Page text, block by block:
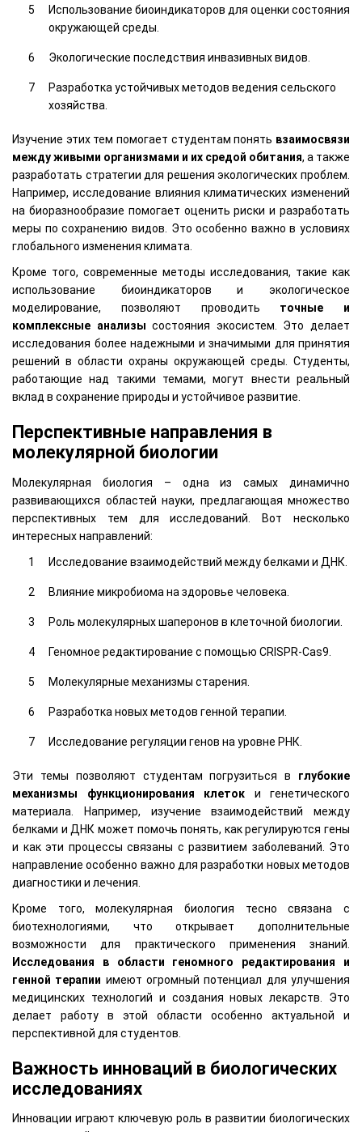
Использование биоиндикаторов для оценки состояния
окружающей среды.
Экологические последствия инвазивных видов.
Разработка устойчивых методов ведения сельского
хозяйства.
Изучение этих тем помогает студентам понять взаимосвязи
между живыми организмами и их средой обитания, а также
разработать стратегии для решения экологических проблем.
Например, исследование влияния климатических изменений
на биоразнообразие помогает оценить риски и разработать
меры по сохранению видов. Это особенно важно в условиях
глобального изменения климата.
Кроме того, современные методы исследования, такие как
использование биоиндикаторов и экологическое
моделирование, позволяют проводить точные и
комплексные анализы состояния экосистем. Это делает
исследования более надежными и значимыми для принятия
решений в области охраны окружающей среды. Студенты,
работающие над такими темами, могут внести реальный
вклад в сохранение природы и устойчивое развитие.
Перспективные направления в
молекулярной биологии
Молекулярная биология – одна из самых динамично
развивающихся областей науки, предлагающая множество
перспективных тем для исследований. Вот несколько
интересных направлений:
Исследование взаимодействий между белками и ДНК.
Влияние микробиома на здоровье человека.
Роль молекулярных шаперонов в клеточной биологии.
Геномное редактирование с помощью CRISPR-Cas9.
Молекулярные механизмы старения.
Разработка новых методов генной терапии.
Исследование регуляции генов на уровне РНК.
Эти темы позволяют студентам погрузиться в глубокие
механизмы функционирования клеток и генетического
материала. Например, изучение взаимодействий между
белками и ДНК может помочь понять, как регулируются гены
и как эти процессы связаны с развитием заболеваний. Это
направление особенно важно для разработки новых методов
диагностики и лечения.
Кроме того, молекулярная биология тесно связана с
биотехнологиями, что открывает дополнительные
возможности для практического применения знаний.
Исследования в области геномного редактирования и
генной терапии имеют огромный потенциал для улучшения
медицинских технологий и создания новых лекарств. Это
делает работу в этой области особенно актуальной и
перспективной для студентов.
Важность инноваций в биологических
исследованиях
Инновации играют ключевую роль в развитии биологических